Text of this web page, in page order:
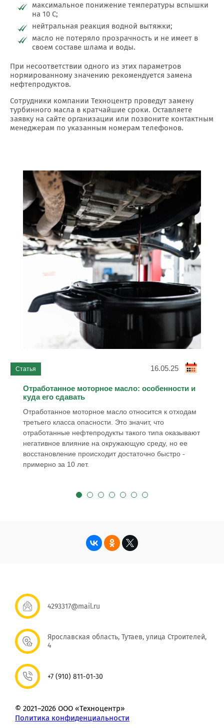
максимальное понижение температуры вспышки
на 10 С;
нейтральная реакция водной вытяжки;
масло не потеряло прозрачность и не имеет в
своем составе шлама и воды.
При несоответствии одного из этих параметров
нормированному значению рекомендуется замена
нефтепродуктов.
Сотрудники компании Техноцентр проведут замену
турбинного масла в кратчайшие сроки. Оставляете
заявку на сайте организации или позвоните контактным
менеджерам по указанным номерам телефонов.
16.05.25
Отработанное моторное масло: особенности и
куда его сдавать
Отработанное моторное масло относится к отходам
третьего класса опасности. Это значит, что
отработанные нефтепродукты такого типа оказывают
негативное влияние на окружающую среду, но ее
восстановление происходит достаточно быстро -
примерно за 10 лет.
4293317@mail.ru
Ярославская область, Тутаев, улица Строителей,
4
+7 (910) 811-01-30
© 2021–2026 ООО «Техноцентр»
Политика конфиденциальности